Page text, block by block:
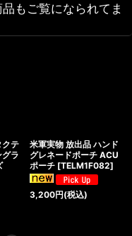
もご覧になられてま
テ
ラ
米軍実物 放出品 ハンド
グレネードポーチ ACU
ポーチ [TELM1F082]
3,200円(税込)